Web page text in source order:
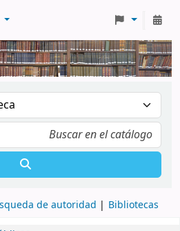
de autoridad Bibliotecas